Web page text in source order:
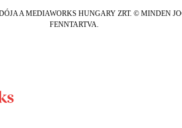
A MEDIAWORKS HUNGARY ZRT. © MINDEN
FENNTARTVA.